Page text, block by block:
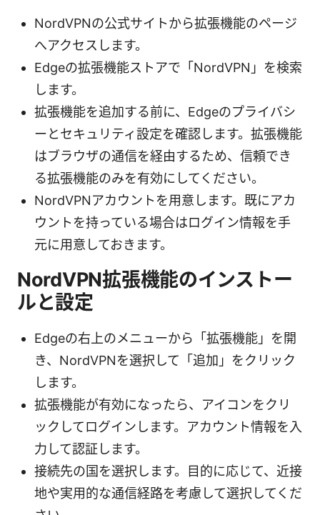
NordVPNの公式サイトから拡張機能のページ
へアクセスします。
Edgeの拡張機能ストアで「NordVPN」を検索
します。
拡張機能を追加する前に、Edgeのプライバシ
ーとセキュリティ設定を確認します。拡張機能
はブラウザの通信を経由するため、信頼でき
る拡張機能のみを有効にしてください。
NordVPNアカウントを用意します。既にアカ
ウントを持っている場合はログイン情報を手
元に用意しておきます。
NordVPN拡張機能のインストー
ルと設定
Edgeの右上のメニューから「拡張機能」を開
き、NordVPNを選択して「追加」をクリック
します。
拡張機能が有効になったら、アイコンをクリ
ックしてログインします。アカウント情報を入
力して認証します。
接続先の国を選択します。目的に応じて、近接
地や実用的な通信経路を考慮して選択してくだ